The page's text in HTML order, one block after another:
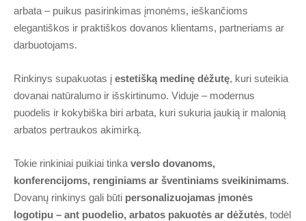
arbata – puikus pasirinkimas įmonėms, ieškančioms
elegantiškos ir praktiškos dovanos klientams, partneriams ar
darbuotojams.
Rinkinys supakuotas į estetišką medinę dėžutę, kuri suteikia
dovanai natūralumo ir išskirtinumo. Viduje – modernus
puodelis ir kokybiška biri arbata, kuri sukuria jaukią ir malonią
arbatos pertraukos akimirką.
Tokie rinkiniai puikiai tinka verslo dovanoms,
konferencijoms, renginiams ar šventiniams sveikinimams.
Dovanų rinkinys gali būti personalizuojamas įmonės
logotipu – ant puodelio, arbatos pakuotės ar dėžutės, todėl